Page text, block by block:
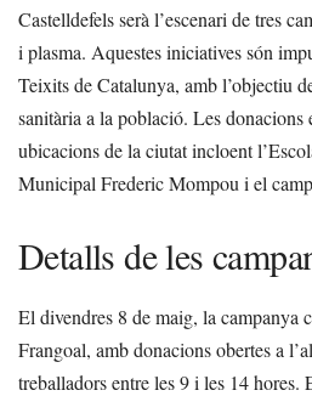
Castelldefels serà l’escenari de tres
i plasma. Aquestes iniciatives són
Teixits de Catalunya, amb l’objectiu
sanitària a la població. Les donacions
ubicacions de la ciutat incloent
Municipal Frederic Mompou i el
Detalls de les
El divendres 8 de maig, la campanya
Frangoal, amb donacions obertes a
treballadors entre les 9 i les 14 hores.